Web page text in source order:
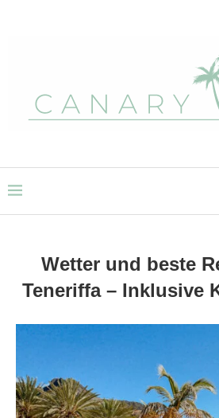
Wetter und beste
Teneriffa – Inklusive